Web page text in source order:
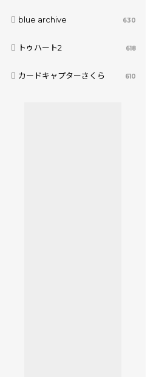
blue archive 630
トゥハート2 618
カードキャプターさくら 610